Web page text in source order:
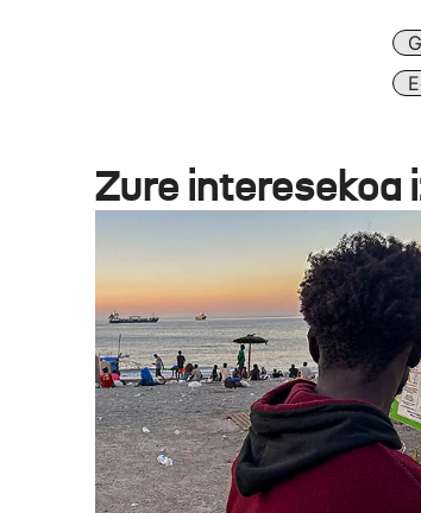
Zure interesekoa